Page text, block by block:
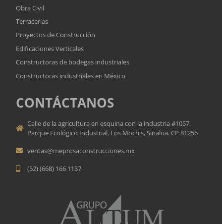
Obra Civil
Terracerías
Proyectos de Construcción
Edificaciones Verticales
Constructoras de bodegas industriales
Constructoras industriales en México
CONTÁCTANOS
Calle de la agricultura en esquina con la industria #1057.
Parque Ecológico Industrial. Los Mochis, Sinaloa. CP 81256
ventas@meprosaconstrucciones.mx
(52) (668) 166 1137